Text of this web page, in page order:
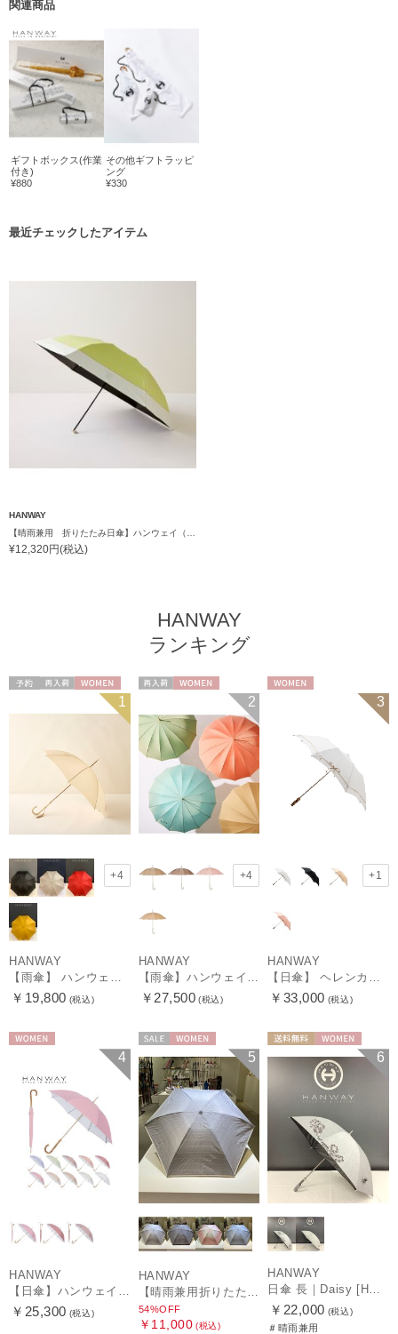
関連商品
ギフトボックス(作業
付き)
¥880
その他ギフトラッピ
ング
¥330
最近チェックしたアイテム
HANWAY
¥12,320円(税込)
HANWAY
ランキング
WOMEN 1
+4
HANWAY
【雨傘】 ハンウェイ （HANWAY） Couturier クチュリエ 長傘 日本製
￥19,800 (税込)
2
+4
HANWAY
【雨傘】ハンウェイ （HANWAY ）真田耳（サナダミミ）長傘 日本製 カーボン骨
￥27,500 (税込)
3
+1
HANWAY
【日傘】 ヘレンカミンスキー（HELEN KAMINSKI） X ハンウェイ (HANWAY) コラボ プロヴァンスタイプ 麻無地 ラフィアコード 折りたたみ傘 曲がり手元 純パラソル
￥33,000 (税込)
4
HANWAY
【日傘】ハンウェイ (HANWAY) Pシエスタ 白ラミネート ナチュラルカラー 長傘 オールウェザー 遮光 竹手元 晴雨兼用 UV 日本製
￥25,300 (税込)
5
HANWAY
【晴雨兼用折りたたみ日傘】ハンウェイ (HANWAY) Socal Gir（ソーカル・ガール） 暑さ対策、紫外線対策、親骨：～50cm 雨の日OK 遮光 UV 晴雨兼用
54%OFF
￥11,000 (税込)
6
HANWAY
￥22,000 (税込)
＃晴雨兼用